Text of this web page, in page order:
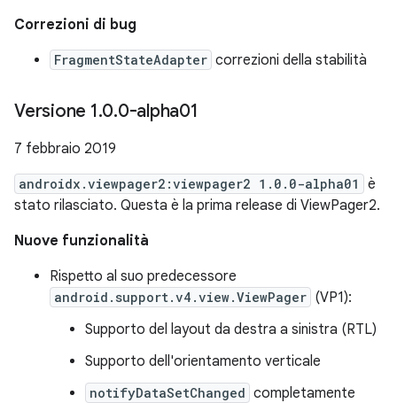
Correzioni di bug
FragmentStateAdapter correzioni della stabilità
Versione 1.0.0-alpha01
7 febbraio 2019
androidx.viewpager2:viewpager2 1.0.0-alpha01
è
stato rilasciato. Questa è la prima release di ViewPager2.
Nuove funzionalità
Rispetto al suo predecessore
android.support.v4.view.ViewPager (VP1):
Supporto del layout da destra a sinistra (RTL)
Supporto dell'orientamento verticale
notifyDataSetChanged completamente